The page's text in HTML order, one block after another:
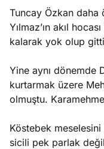
Tuncay Özkan daha
Yılmaz’ın akıl
kalarak yok olup
Yine aynı dönemde
kurtarmak üzere
olmuştu.
Köstebek
sicili pek parlak